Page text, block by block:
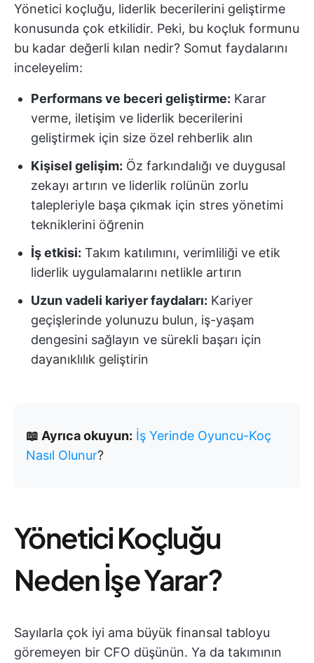
Yönetici koçluğu, liderlik becerilerini geliştirme
konusunda çok etkilidir. Peki, bu koçluk formunu
bu kadar değerli kılan nedir? Somut faydalarını
inceleyelim:
Performans ve beceri geliştirme: Karar
verme, iletişim ve liderlik becerilerini
geliştirmek için size özel rehberlik alın
Kişisel gelişim: Öz farkındalığı ve duygusal
zekayı artırın ve liderlik rolünün zorlu
talepleriyle başa çıkmak için stres yönetimi
tekniklerini öğrenin
İş etkisi: Takım katılımını, verimliliği ve etik
liderlik uygulamalarını netlikle artırın
Uzun vadeli kariyer faydaları: Kariyer
geçişlerinde yolunuzu bulun, iş-yaşam
dengesini sağlayın ve sürekli başarı için
dayanıklılık geliştirin
📖 Ayrıca okuyun: İş Yerinde Oyuncu-Koç
Nasıl Olunur?
Yönetici Koçluğu
Neden İşe Yarar?
Sayılarla çok iyi ama büyük finansal tabloyu
göremeyen bir CFO düşünün. Ya da takımının